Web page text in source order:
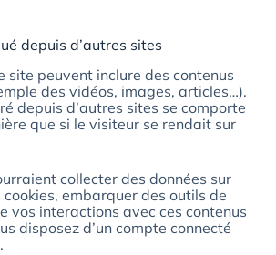
depuis d’autres sites
site peuvent inclure des contenus
des vidéos, images, articles…).
depuis d’autres sites se comporte
que si le visiteur se rendait sur
collecter des données sur
embarquer des outils de
vos interactions avec ces contenus
disposez d’un compte connecté